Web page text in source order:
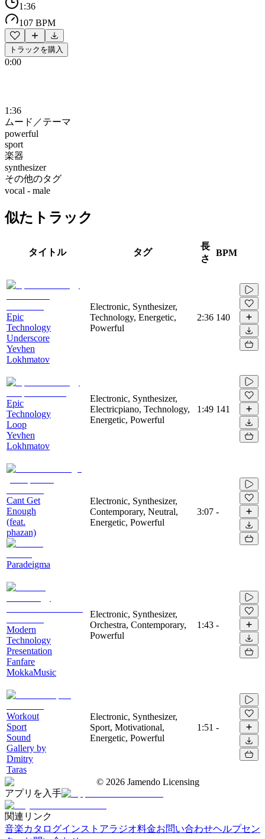
1:36
107 BPM
トラックを購入
0:00
1:36
ムード／テーマ
powerful
sport
楽器
synthesizer
その他のタグ
vocal - male
似たトラック
タイトル タグ
長
さ
BPM
Epic
Technology
Underscore
Yevhen
Lokhmatov
Electronic, Synthesizer,
Technology, Energetic,
Powerful
2:36 140
Epic
Technology
Loop
Yevhen
Lokhmatov
Electronic, Synthesizer,
Electricpiano, Technology,
Energetic, Powerful
1:49 141
Cant Get
Enough
(feat.
phazan)
Paradeigma
Electronic, Synthesizer,
Contemporary, Neutral,
Energetic, Powerful
3:07 -
Modern
Technology
Presentation
Fanfare
MokkaMusic
Electronic, Synthesizer,
Orchestra, Contemporary,
Powerful
1:43 -
Workout
Sport
Sound
Gallery by
Dmitry
Taras
Electronic, Synthesizer,
Sport, Motivational,
Energetic, Powerful
1:51 -
© 2026 Jamendo Licensing
アプリを入手
関連リンク
音楽カタログインストアラジオ料金お問い合わせヘルプセン